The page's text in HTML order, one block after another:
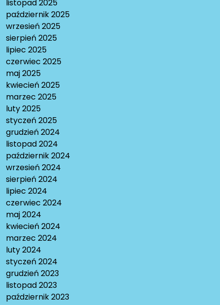
listopad 2025
październik 2025
wrzesień 2025
sierpień 2025
lipiec 2025
czerwiec 2025
maj 2025
kwiecień 2025
marzec 2025
luty 2025
styczeń 2025
grudzień 2024
listopad 2024
październik 2024
wrzesień 2024
sierpień 2024
lipiec 2024
czerwiec 2024
maj 2024
kwiecień 2024
marzec 2024
luty 2024
styczeń 2024
grudzień 2023
listopad 2023
październik 2023